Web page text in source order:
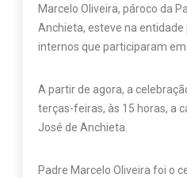
Marcelo Oliveira, pároco da
Anchieta, esteve na
internos que participaram
A partir de agora, a
terças-feiras, às 15 horas, a
José de Anchieta.
Padre Marcelo Oliveira foi o